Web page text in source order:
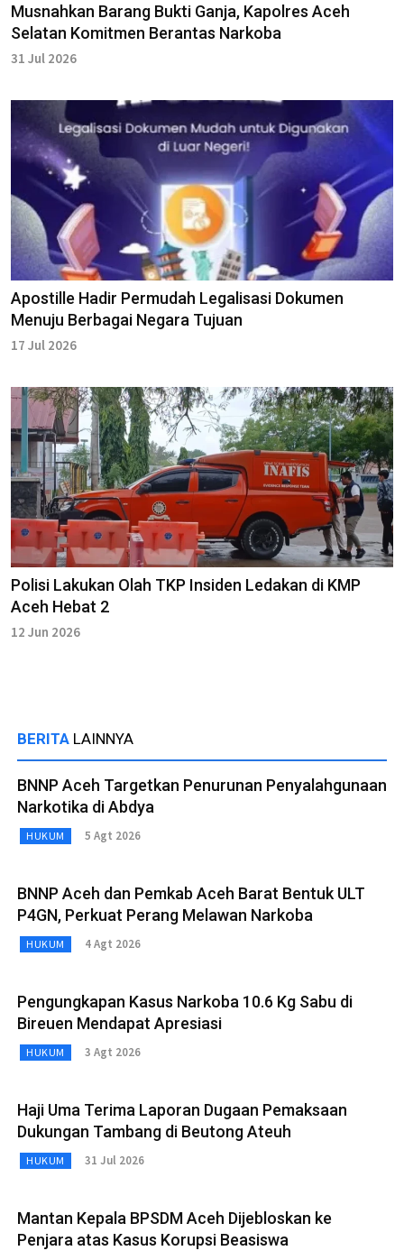
Musnahkan Barang Bukti Ganja, Kapolres Aceh
Selatan Komitmen Berantas Narkoba
31 Jul 2026
Apostille Hadir Permudah Legalisasi Dokumen
Menuju Berbagai Negara Tujuan
17 Jul 2026
Polisi Lakukan Olah TKP Insiden Ledakan di KMP
Aceh Hebat 2
12 Jun 2026
BERITA LAINNYA
BNNP Aceh Targetkan Penurunan Penyalahgunaan
Narkotika di Abdya
HUKUM 5 Agt 2026
BNNP Aceh dan Pemkab Aceh Barat Bentuk ULT
P4GN, Perkuat Perang Melawan Narkoba
HUKUM 4 Agt 2026
Pengungkapan Kasus Narkoba 10.6 Kg Sabu di
Bireuen Mendapat Apresiasi
HUKUM 3 Agt 2026
Haji Uma Terima Laporan Dugaan Pemaksaan
Dukungan Tambang di Beutong Ateuh
HUKUM 31 Jul 2026
Mantan Kepala BPSDM Aceh Dijebloskan ke
Penjara atas Kasus Korupsi Beasiswa